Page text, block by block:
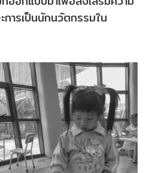
ารเป็นนักนวัตกรรมใน